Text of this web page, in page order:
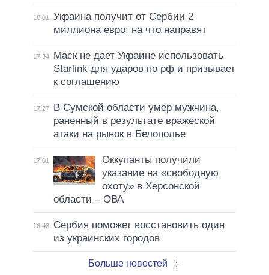
18:01
Украина получит от Сербии 2
миллиона евро: на что направят
17:34
Маск не дает Украине использовать
Starlink для ударов по рф и призывает
к соглашению
17:27
В Сумской области умер мужчина,
раненный в результате вражеской
атаки на рынок в Белополье
17:01
Оккупанты получили
указание на «свободную
охоту» в Херсонской
области – ОВА
16:48
Сербия поможет восстановить один
из украинских городов
Больше новостей